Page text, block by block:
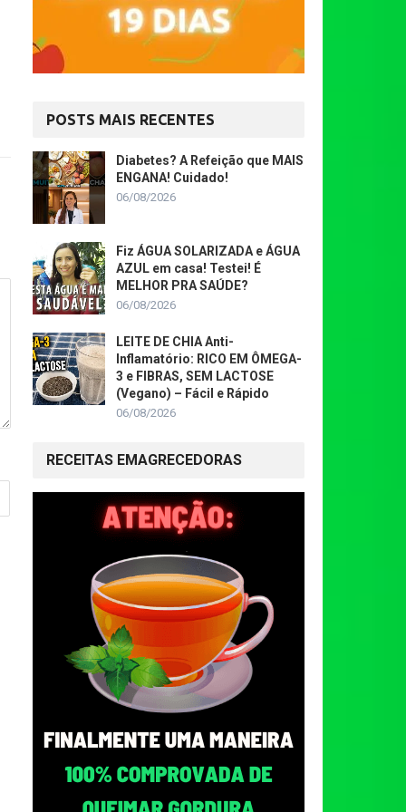
POSTS MAIS RECENTES
Diabetes? A Refeição que MAIS
ENGANA! Cuidado!
06/08/2026
Fiz ÁGUA SOLARIZADA e ÁGUA
AZUL em casa! Testei! É
MELHOR PRA SAÚDE?
06/08/2026
LEITE DE CHIA Anti-
Inflamatório: RICO EM ÔMEGA-
3 e FIBRAS, SEM LACTOSE
(Vegano) – Fácil e Rápido
06/08/2026
RECEITAS EMAGRECEDORAS